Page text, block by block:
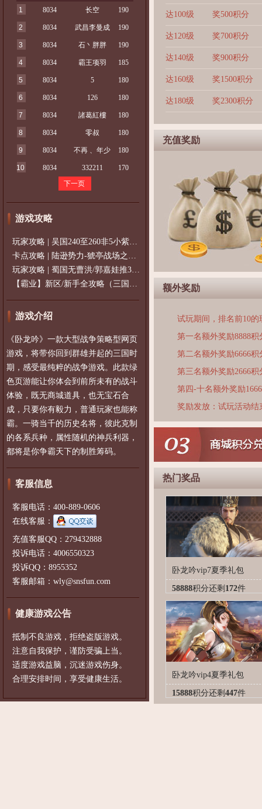
1
8034 长空 190
2 8034 武昌李曼成 190
3 8034 石丶胖胖 190
4 8034 霸王项羽 185
5 8034 5 180
6 8034 126 180
7 8034 諸葛紅樓 180
8 8034 零叔 180
9 8034 不再 、年少 180
10 8034 332211
170
下一页
游戏攻略
玩家攻略 | 吴国240至260非5小紫过策免
卡点攻略 | 陆逊势力-猇亭战场之陆逊
玩家攻略 | 蜀国无曹洪/郭嘉娃推375级，
【霸业】新区/新手全攻略（三国通用）2
游戏介绍
《卧龙吟》一款大型战争策略型网页
游戏，将带你回到群雄并起的三国时
期，感受最纯粹的战争游戏。此款绿
色页游能让你体会到前所未有的战斗
体验，既无商城道具，也无宝石合
成，只要你有毅力，普通玩家也能称
霸。一骑当千的历史名将，彼此克制
的各系兵种，属性随机的神兵利器，
都将是你争霸天下的制胜筹码。
客服信息
客服电话：400-889-0606
在线客服：
充值客服QQ：279432888
投诉电话：4006550323
投诉QQ：8955352
客服邮箱：wly@snsfun.com
健康游戏公告
抵制不良游戏，拒绝盗版游戏。
注意自我保护，谨防受骗上当。
适度游戏益脑，沉迷游戏伤身。
合理安排时间，享受健康生活。
达100级 奖500积分
达120级 奖700积分
达140级 奖900积分
达160级 奖1500积分
达180级 奖2300积分
充值奖励
额外奖励
试玩期间，排名前10
第一名额外奖励8888积
第二名额外奖励6666积
第三名额外奖励2666积
第四-十名额外奖励
奖励发放：试玩活动
热门奖品
卧龙吟vip7夏季礼包
58888积分还剩 172件
卧龙吟vip4夏季礼包
15888积分还剩 447件